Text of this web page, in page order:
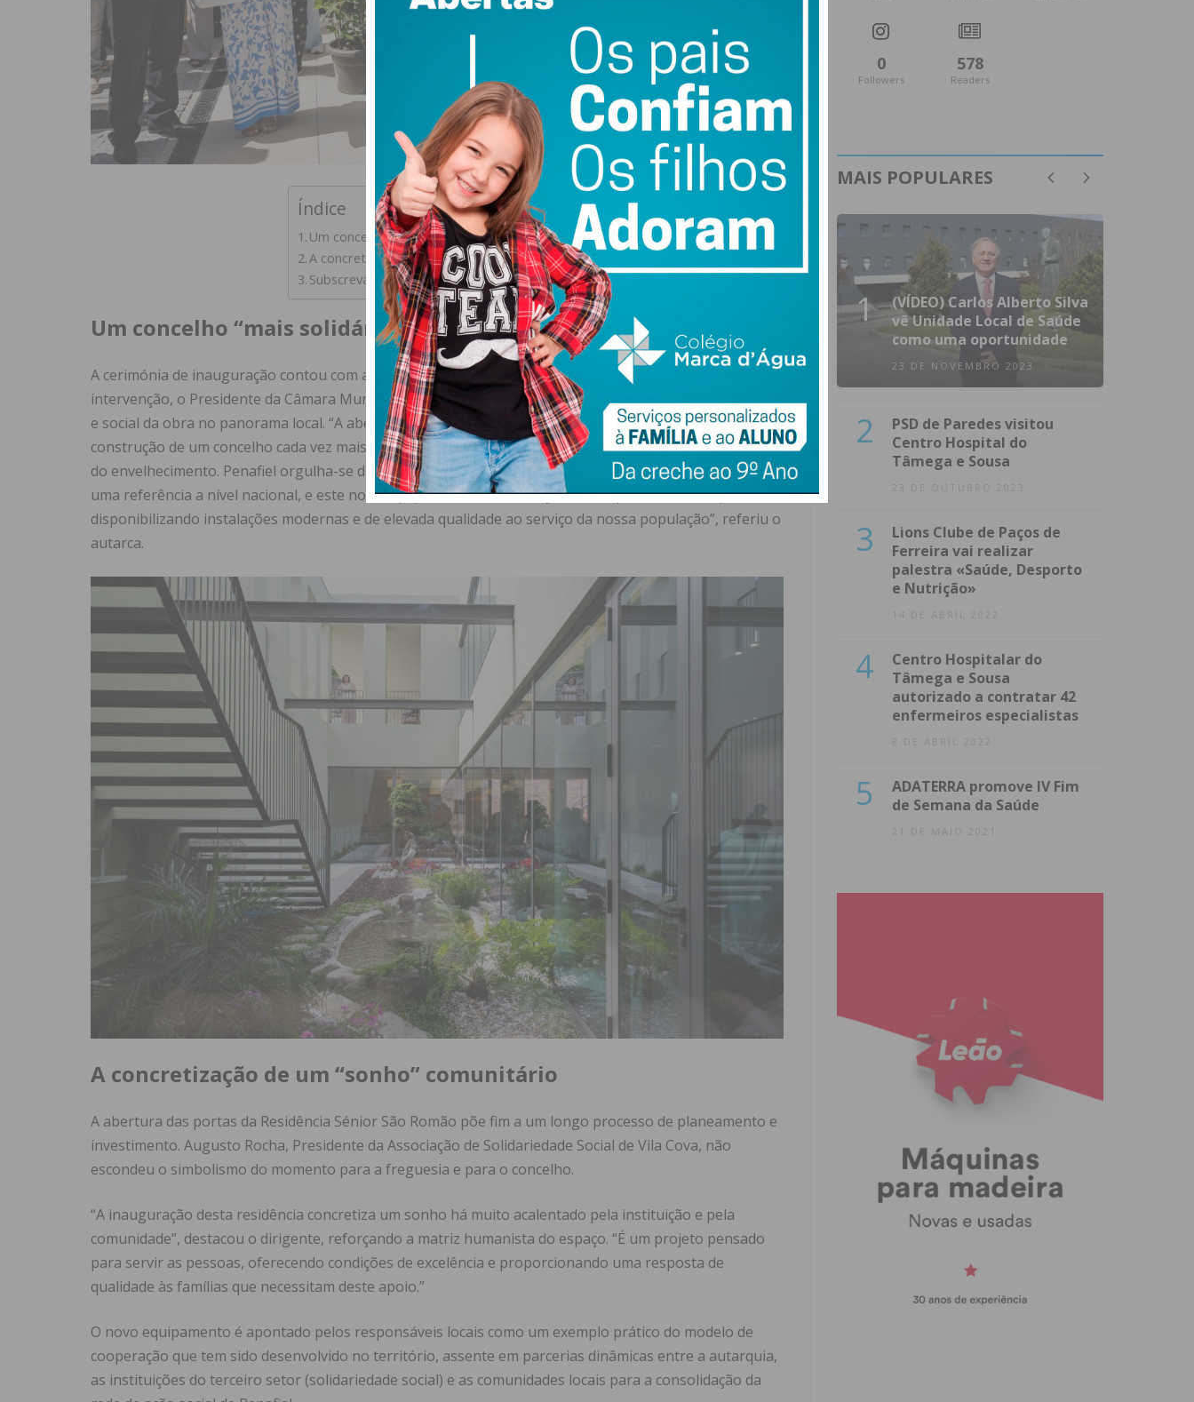
Índice
Um concelho “mais solidário e inclusivo”
A concretização de um “sonho” comunitário
Subscreva a newsletter do Imediato
Um concelho “mais solidário e inclusivo”
A cerimónia de inauguração contou com a presença de individualidades locais e regionais. Na sua
intervenção, o Presidente da Câmara Municipal de Penafiel, Pedro Cepeda, sublinhou o impacto político
e social da obra no panorama local. “A abertura desta residência representa mais um passo na
construção de um concelho cada vez mais solidário, inclusivo e preparado para responder aos desafios
do envelhecimento. Penafiel orgulha-se de possuir uma rede social de excelência, reconhecida como
uma referência a nível nacional, e este novo equipamento vem reforçar essa capacidade de resposta,
disponibilizando instalações modernas e de elevada qualidade ao serviço da nossa população”, referiu o
autarca.
A concretização de um “sonho” comunitário
A abertura das portas da Residência Sénior São Romão põe fim a um longo processo de planeamento e
investimento. Augusto Rocha, Presidente da Associação de Solidariedade Social de Vila Cova, não
escondeu o simbolismo do momento para a freguesia e para o concelho.
“A inauguração desta residência concretiza um sonho há muito acalentado pela instituição e pela
comunidade”, destacou o dirigente, reforçando a matriz humanista do espaço. “É um projeto pensado
para servir as pessoas, oferecendo condições de excelência e proporcionando uma resposta de
qualidade às famílias que necessitam deste apoio.”
O novo equipamento é apontado pelos responsáveis locais como um exemplo prático do modelo de
cooperação que tem sido desenvolvido no território, assente em parcerias dinâmicas entre a autarquia,
as instituições do terceiro setor (solidariedade social) e as comunidades locais para a consolidação da
0
Followers
578
Readers
MAIS POPULARES
1
(VÍDEO) Carlos Alberto Silva
vê Unidade Local de Saúde
como uma oportunidade
23 DE NOVEMBRO 2023
2
PSD de Paredes visitou
Centro Hospital do
Tâmega e Sousa
23 DE OUTUBRO 2023
3
Lions Clube de Paços de
Ferreira vai realizar
palestra «Saúde, Desporto
e Nutrição»
14 DE ABRIL 2022
4
Centro Hospitalar do
Tâmega e Sousa
autorizado a contratar 42
enfermeiros especialistas
8 DE ABRIL 2022
5
ADATERRA promove IV Fim
de Semana da Saúde
21 DE MAIO 2021